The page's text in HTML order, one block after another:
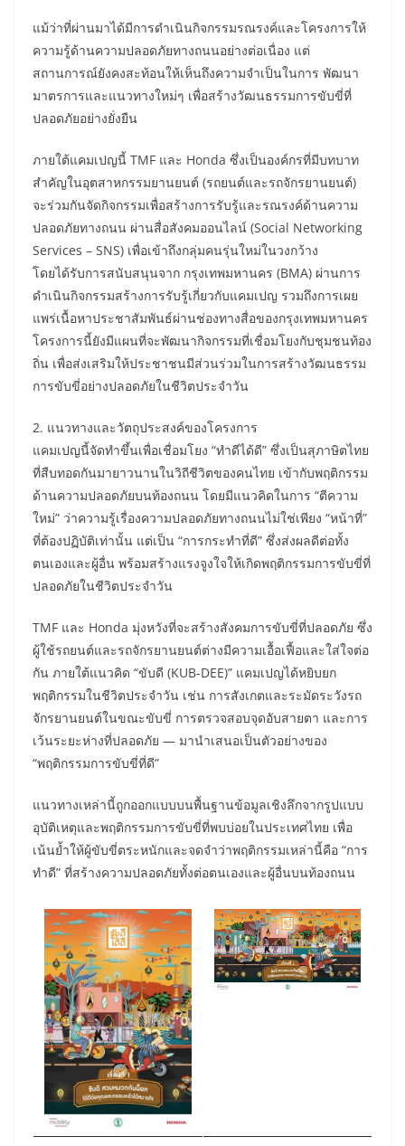
แม้ว่าที่ผ่านมาได้มีการดำเนินกิจกรรมรณรงค์และโครงการให้
ความรู้ด้านความปลอดภัยทางถนนอย่างต่อเนื่อง แต่
สถานการณ์ยังคงสะท้อนให้เห็นถึงความจำเป็นในการ พัฒนา
มาตรการและแนวทางใหม่ๆ เพื่อสร้างวัฒนธรรมการขับขี่ที่
ปลอดภัยอย่างยั่งยืน
ภายใต้แคมเปญนี้ TMF และ Honda ซึ่งเป็นองค์กรที่มีบทบาท
สำคัญในอุตสาหกรรมยานยนต์ (รถยนต์และรถจักรยานยนต์)
จะร่วมกันจัดกิจกรรมเพื่อสร้างการรับรู้และรณรงค์ด้านความ
ปลอดภัยทางถนน ผ่านสื่อสังคมออนไลน์ (Social Networking
Services – SNS) เพื่อเข้าถึงกลุ่มคนรุ่นใหม่ในวงกว้าง
โดยได้รับการสนับสนุนจาก กรุงเทพมหานคร (BMA) ผ่านการ
ดำเนินกิจกรรมสร้างการรับรู้เกี่ยวกับแคมเปญ รวมถึงการเผย
แพร่เนื้อหาประชาสัมพันธ์ผ่านช่องทางสื่อของกรุงเทพมหานคร
โครงการนี้ยังมีแผนที่จะพัฒนากิจกรรมที่เชื่อมโยงกับชุมชนท้อง
ถิ่น เพื่อส่งเสริมให้ประชาชนมีส่วนร่วมในการสร้างวัฒนธรรม
การขับขี่อย่างปลอดภัยในชีวิตประจำวัน
2. แนวทางและวัตถุประสงค์ของโครงการ
แคมเปญนี้จัดทำขึ้นเพื่อเชื่อมโยง “ทำดีได้ดี” ซึ่งเป็นสุภาษิตไทย
ที่สืบทอดกันมายาวนานในวิถีชีวิตของคนไทย เข้ากับพฤติกรรม
ด้านความปลอดภัยบนท้องถนน โดยมีแนวคิดในการ “ตีความ
ใหม่” ว่าความรู้เรื่องความปลอดภัยทางถนนไม่ใช่เพียง “หน้าที่”
ที่ต้องปฏิบัติเท่านั้น แต่เป็น “การกระทำที่ดี” ซึ่งส่งผลดีต่อทั้ง
ตนเองและผู้อื่น พร้อมสร้างแรงจูงใจให้เกิดพฤติกรรมการขับขี่ที่
ปลอดภัยในชีวิตประจำวัน
TMF และ Honda มุ่งหวังที่จะสร้างสังคมการขับขี่ที่ปลอดภัย ซึ่ง
ผู้ใช้รถยนต์และรถจักรยานยนต์ต่างมีความเอื้อเฟื้อและใส่ใจต่อ
กัน ภายใต้แนวคิด “ขับดี (KUB-DEE)” แคมเปญได้หยิบยก
พฤติกรรมในชีวิตประจำวัน เช่น การสังเกตและระมัดระวังรถ
จักรยานยนต์ในขณะขับขี่ การตรวจสอบจุดอับสายตา และการ
เว้นระยะห่างที่ปลอดภัย — มานำเสนอเป็นตัวอย่างของ
“พฤติกรรมการขับขี่ที่ดี”
แนวทางเหล่านี้ถูกออกแบบบนพื้นฐานข้อมูลเชิงลึกจากรูปแบบ
อุบัติเหตุและพฤติกรรมการขับขี่ที่พบบ่อยในประเทศไทย เพื่อ
เน้นย้ำให้ผู้ขับขี่ตระหนักและจดจำว่าพฤติกรรมเหล่านี้คือ “การ
ทำดี” ที่สร้างความปลอดภัยทั้งต่อตนเองและผู้อื่นบนท้องถนน